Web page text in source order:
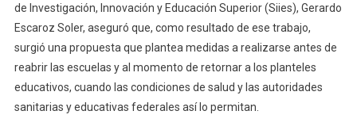
de Investigación, Innovación y Educación Superior (Siies), Gerardo
Escaroz Soler, aseguró que, como resultado de ese trabajo,
surgió una propuesta que plantea medidas a realizarse antes de
reabrir las escuelas y al momento de retornar a los planteles
educativos, cuando las condiciones de salud y las autoridades
sanitarias y educativas federales así lo permitan.